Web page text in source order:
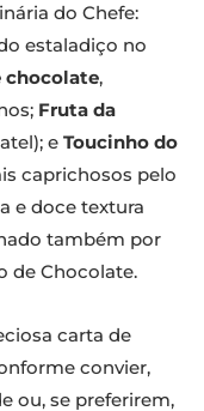
do Chefe:
estaladiço no
chocolate,
Fruta da
e Toucinho do
caprichosos pelo
e doce textura
também por
de Chocolate.
carta de
convier,
ou, se preferirem,